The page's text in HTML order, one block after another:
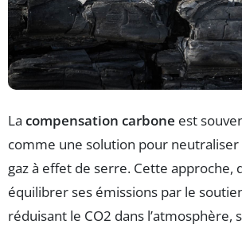
La compensation carbone est
comme une solution pour neutraliser
gaz à effet de serre. Cette approche,
équilibrer ses émissions par le
réduisant le CO2 dans l’atmosphère,